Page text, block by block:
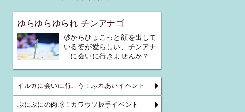
ゆらゆらゆられ チンアナゴ
砂からひょこっと顔を出して
いる姿が愛らしい、チンアナ
ゴに会いに行きませんか？
イルカに会いに行こう！ふれあいイベント
ぷにぷにの肉球！カワウソ握手イベント